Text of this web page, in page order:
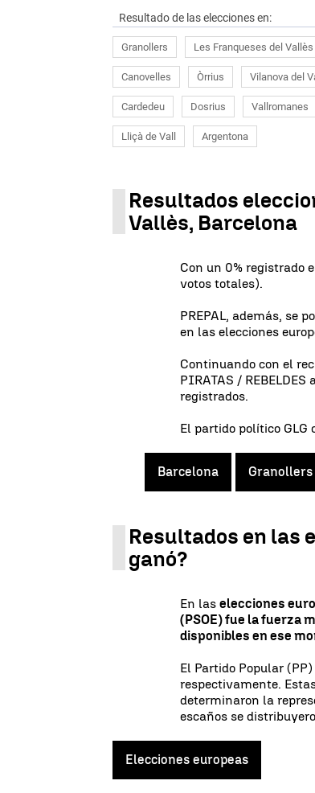
Resultado de las elecciones en:
Granollers Les Franqueses del Vallès
Canovelles Òrrius Vilanova del
Cardedeu Dosrius Vallromanes
Lliçà de Vall Argentona
Resultados
Vallès, Barcelona
Con un 0% registrado
votos totales).
PREPAL, además, se
en las elecciones
Continuando con el
PIRATAS /
registrados.
El partido político GLG
Barcelona Granollers
Resultados en las
ganó?
En laselecciones
(PSOE) fue la fuerza
disponibles en ese
El Partido Popular
respectivamente.
determinaron la
escaños se
Elecciones europeas